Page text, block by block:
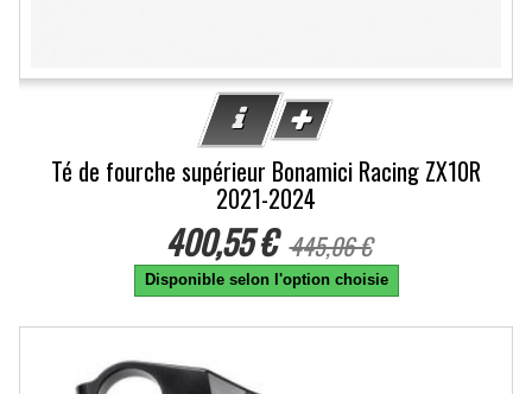
Té de fourche supérieur Bonamici Racing ZX10R
2021-2024
400,55 € 445,06 €
Disponible selon l'option choisie